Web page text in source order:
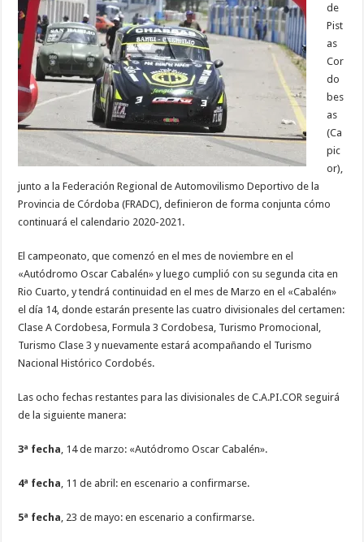
de
Pist
as
Cor
do
bes
as
(Ca
pic
or),
junto a la Federación Regional de Automovilismo Deportivo de la
Provincia de Córdoba (FRADC), definieron de forma conjunta cómo
continuará el calendario 2020-2021.
El campeonato, que comenzó en el mes de noviembre en el
«Autódromo Oscar Cabalén» y luego cumplió con su segunda cita en
Rio Cuarto, y tendrá continuidad en el mes de Marzo en el «Cabalén»
el día 14, donde estarán presente las cuatro divisionales del certamen:
Clase A Cordobesa, Formula 3 Cordobesa, Turismo Promocional,
Turismo Clase 3 y nuevamente estará acompañando el Turismo
Nacional Histórico Cordobés.
Las ocho fechas restantes para las divisionales de C.A.PI.COR seguirá
de la siguiente manera:
3ª fecha, 14 de marzo: «Autódromo Oscar Cabalén».
4ª fecha, 11 de abril: en escenario a confirmarse.
5ª fecha, 23 de mayo: en escenario a confirmarse.